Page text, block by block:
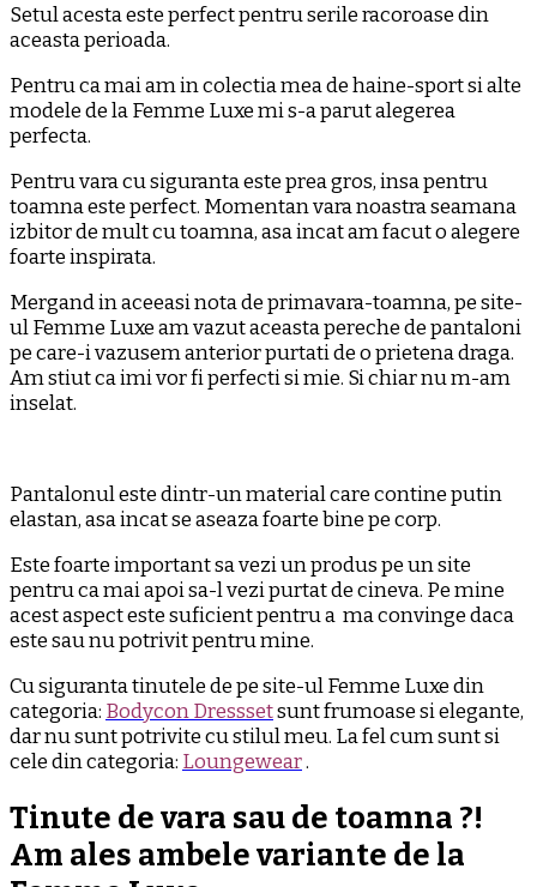
Setul acesta este perfect pentru serile racoroase din
aceasta perioada.
Pentru ca mai am in colectia mea de haine-sport si alte
modele de la Femme Luxe mi s-a parut alegerea
perfecta.
Pentru vara cu siguranta este prea gros, insa pentru
toamna este perfect. Momentan vara noastra seamana
izbitor de mult cu toamna, asa incat am facut o alegere
foarte inspirata.
Mergand in aceeasi nota de primavara-toamna, pe site-
ul Femme Luxe am vazut aceasta pereche de pantaloni
pe care-i vazusem anterior purtati de o prietena draga.
Am stiut ca imi vor fi perfecti si mie. Si chiar nu m-am
inselat.
Pantalonul este dintr-un material care contine putin
elastan, asa incat se aseaza foarte bine pe corp.
Este foarte important sa vezi un produs pe un site
pentru ca mai apoi sa-l vezi purtat de cineva. Pe mine
acest aspect este suficient pentru a ma convinge daca
este sau nu potrivit pentru mine.
Cu siguranta tinutele de pe site-ul Femme Luxe din
categoria: Bodycon Dresssetsunt frumoase si elegante,
dar nu sunt potrivite cu stilul meu. La fel cum sunt si
cele din categoria: Loungewear.
Tinute de vara sau de toamna ?!
Am ales ambele variante de la